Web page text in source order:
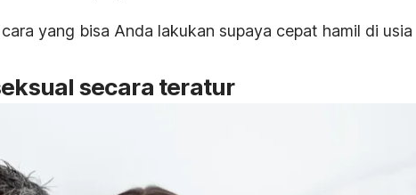
yang bisa Anda lakukan supaya cepat hamil di usia
secara teratur